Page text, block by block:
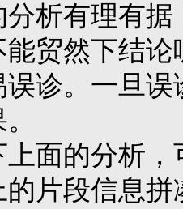
析有理有
贸然下结论
误诊。一旦
面的分析，
片段信息拼